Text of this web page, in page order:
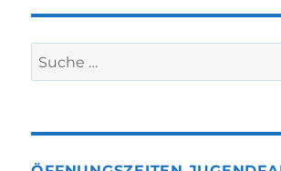
Suche
nach: